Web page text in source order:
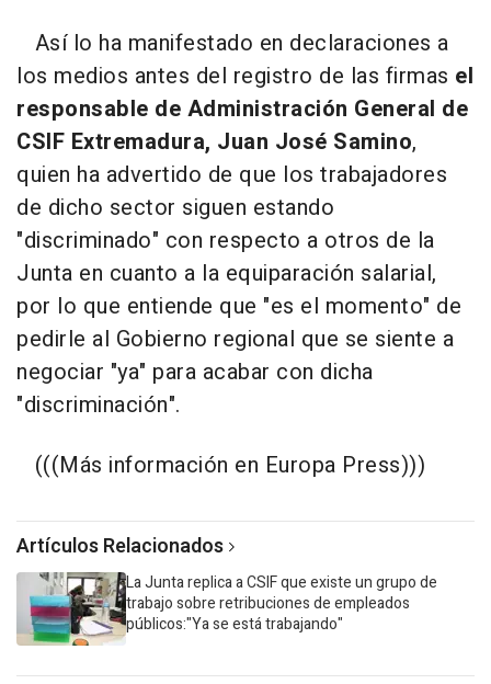
Así lo ha manifestado en declaraciones a
los medios antes del registro de las firmas el
responsable de Administración General de
CSIF Extremadura, Juan José Samino,
quien ha advertido de que los trabajadores
de dicho sector siguen estando
"discriminado" con respecto a otros de la
Junta en cuanto a la equiparación salarial,
por lo que entiende que "es el momento" de
pedirle al Gobierno regional que se siente a
negociar "ya" para acabar con dicha
"discriminación".
(((Más información en Europa Press)))
Artículos Relacionados
La Junta replica a CSIF que existe un grupo de
trabajo sobre retribuciones de empleados
públicos:"Ya se está trabajando"